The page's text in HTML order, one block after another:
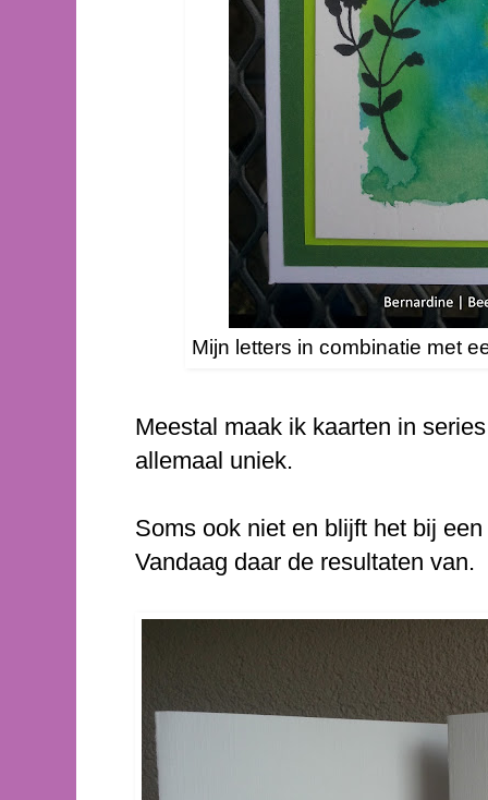
Mijn letters in combinatie met
Meestal maak ik kaarten in
allemaal uniek.
Soms ook niet en blijft het bij
Vandaag daar de resultaten van.